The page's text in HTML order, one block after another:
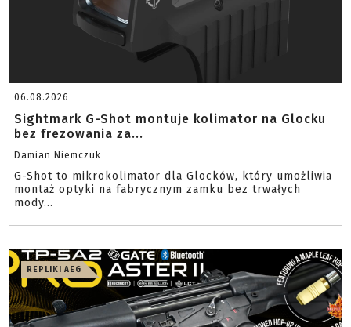
06.08.2026
Sightmark G-Shot montuje kolimator na Glocku
bez frezowania za...
Damian Niemczuk
G-Shot to mikrokolimator dla Glocków, który umożliwia
montaż optyki na fabrycznym zamku bez trwałych
mody...
REPLIKI AEG